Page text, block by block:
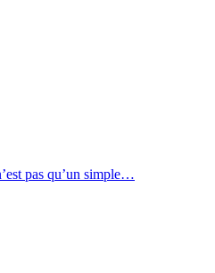
pas qu’un simple…